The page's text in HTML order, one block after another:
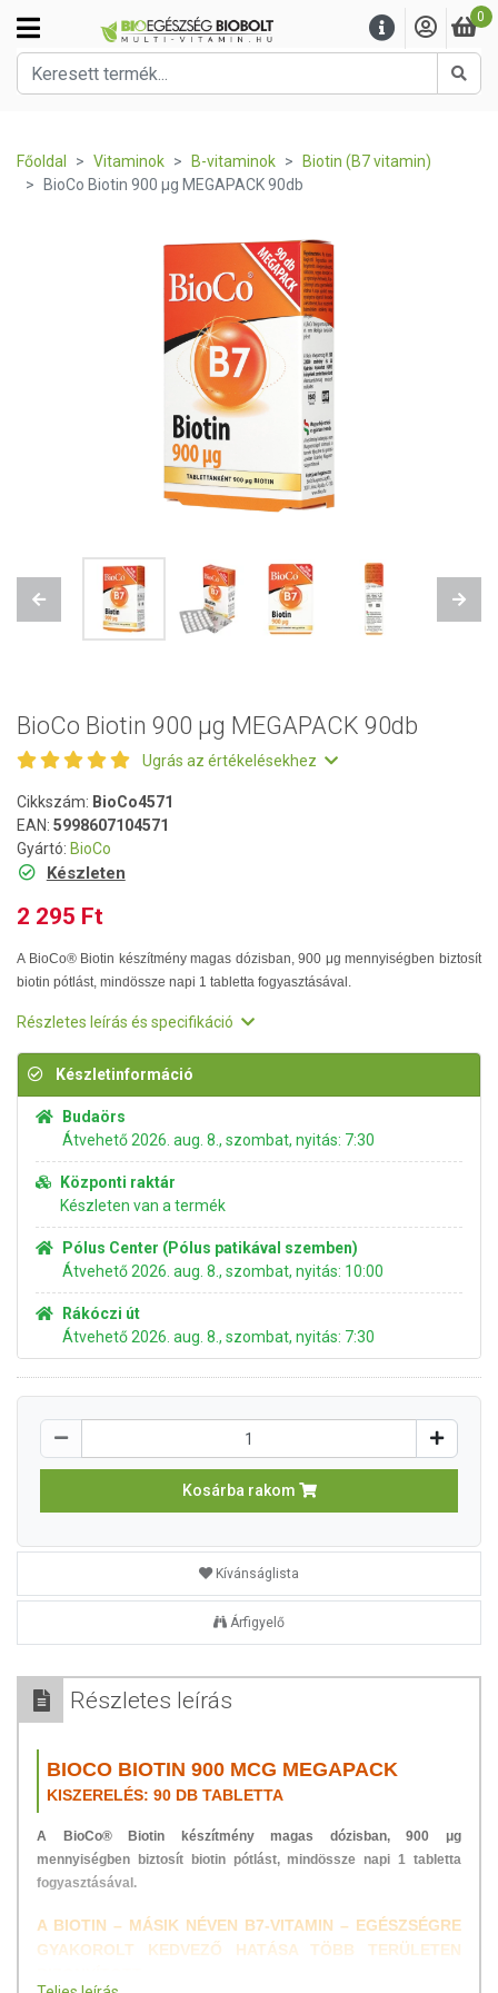
0
Főoldal Vitaminok B-vitaminok
Biotin (B7 vitamin)
BioCo Biotin 900 µg MEGAPACK 90db
Previous Next
BioCo Biotin 900 µg MEGAPACK 90db
Ugrás az értékelésekhez
Cikkszám: BioCo4571
EAN: 5998607104571
Gyártó: BioCo
Készleten
2 295 Ft
A BioCo® Biotin készítmény magas dózisban, 900 μg mennyiségben biztosít
biotin pótlást, mindössze napi 1 tabletta fogyasztásával.
Részletes leírás és specifikáció
Készletinformáció
Budaörs
Átvehető 2026. aug. 8., szombat, nyitás: 7:30
Központi raktár
Készleten van a termék
Pólus Center (Pólus patikával szemben)
Átvehető 2026. aug. 8., szombat, nyitás: 10:00
Rákóczi út
Átvehető 2026. aug. 8., szombat, nyitás: 7:30
Kosárba rakom
Kívánságlista
Árfigyelő
Részletes leírás
BIOCO BIOTIN 900 ΜCG MEGAPACK
KISZERELÉS: 90 DB TABLETTA
A BioCo® Biotin készítmény magas dózisban, 900 μg
mennyiségben biztosít biotin pótlást, mindössze napi 1 tabletta
fogyasztásával.
A BIOTIN – MÁSIK NÉVEN B7-VITAMIN – EGÉSZSÉGRE
GYAKOROLT KEDVEZŐ HATÁSA TÖBB TERÜLETEN